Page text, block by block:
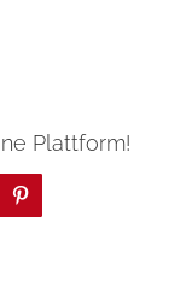
Plattform!